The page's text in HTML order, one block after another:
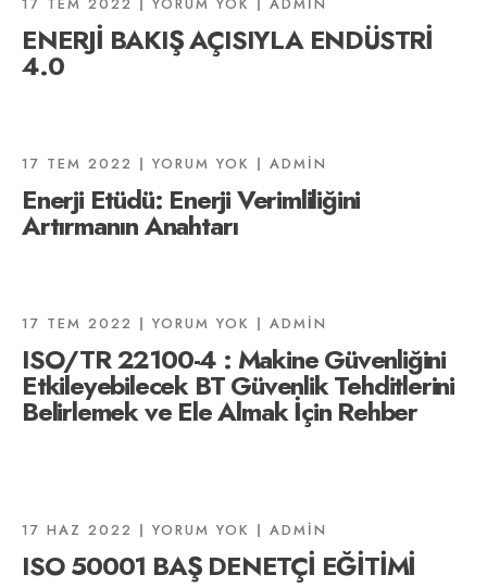
17 TEM 2022 YORUM YOK ADMIN
ENERJİ BAKIŞ AÇISIYLA ENDÜSTRİ
4.0
17 TEM 2022 YORUM YOK ADMIN
Enerji Etüdü: Enerji Verimliliğini
Artırmanın Anahtarı
17 TEM 2022 YORUM YOK ADMIN
ISO/TR 22100-4 : Makine Güvenliğini
Etkileyebilecek BT ​​Güvenlik Tehditlerini
Belirlemek ve Ele Almak İçin Rehber
17 HAZ 2022 YORUM YOK ADMIN
ISO 50001 BAŞ DENETÇİ EĞİTİMİ